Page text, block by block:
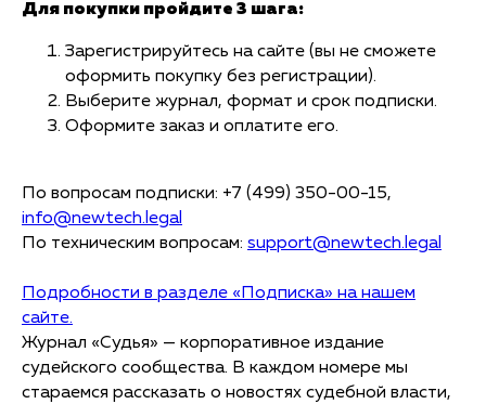
Для покупки пройдите 3 шага:
Зарегистрируйтесь на сайте (вы не сможете
оформить покупку без регистрации).
Выберите журнал, формат и срок подписки.
Оформите заказ и оплатите его.
По вопросам подписки: +7 (499) 350-00-15,
info@newtech.legal
По техническим вопросам: support@newtech.legal
Подробности в разделе «Подписка» на нашем
сайте.
Журнал «Судья» — корпоративное издание
судейского сообщества. В каждом номере мы
стараемся рассказать о новостях судебной власти,